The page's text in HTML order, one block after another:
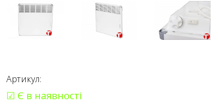
Артикул:
☑ Є в наявності